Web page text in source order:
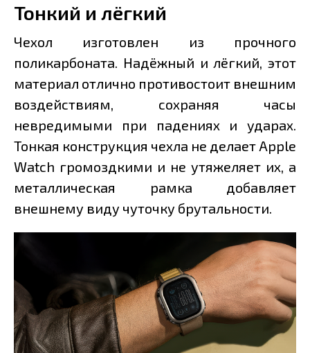
Тонкий и лёгкий
Чехол изготовлен из прочного
поликарбоната. Надёжный и лёгкий, этот
материал отлично противостоит внешним
воздействиям, сохраняя часы
невредимыми при падениях и ударах.
Тонкая конструкция чехла не делает Apple
Watch громоздкими и не утяжеляет их, а
металлическая рамка добавляет
внешнему виду чуточку брутальности.